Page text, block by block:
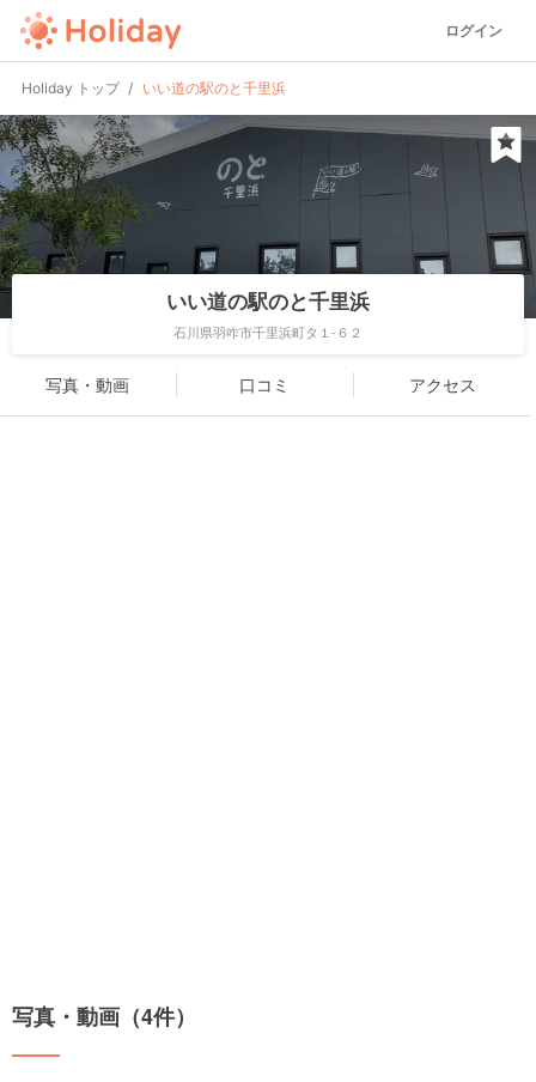
ログイン
Holiday トップ いい道の駅のと千里浜
いい道の駅のと千里浜
石川県羽咋市千里浜町タ１-６２
写真・動画 口コミ アクセス
写真・動画（4件）